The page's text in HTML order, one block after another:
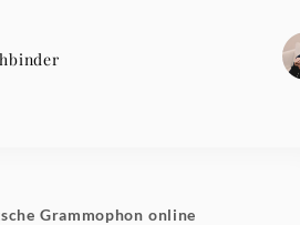
Grammophon online